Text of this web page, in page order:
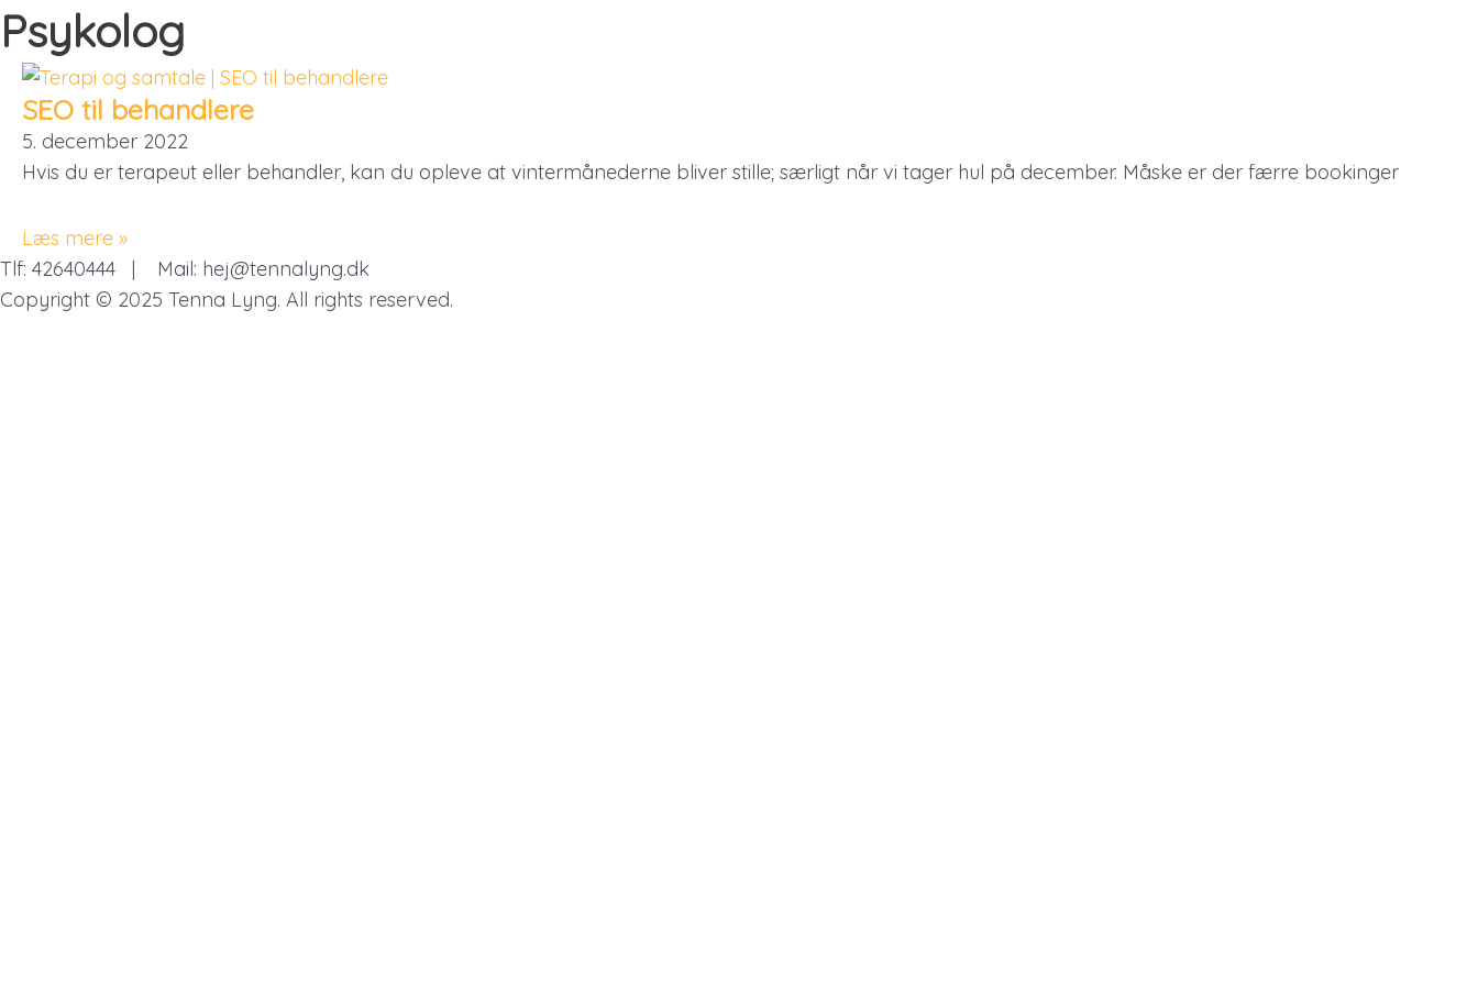
Gå
til
indholdet
Psykolog
SEO til behandlere
5. december 2022
Hvis du er terapeut eller behandler, kan du opleve at vintermånederne bliver stille; særligt når vi tager hul på december. Måske er der færre bookinger
Læs mere »
Tlf: 42640444 | Mail: hej@tennalyng.dk
Copyright © 2025 Tenna Lyng. All rights reserved.